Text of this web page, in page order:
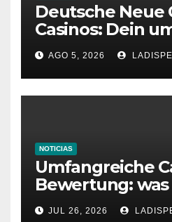
Deutsche Neue
Casinos: Dein
Ratgeber für
AGO 5, 2026
NOTICIAS
Umfangreiche
Bewertung:
dieses Casino
JUL 26, 2026